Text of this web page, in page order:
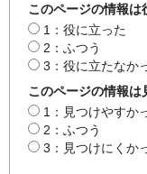
このページの情報は
1：役に立った
2：ふつう
3：役に立たなか
このページの情報は
1：見つけやすか
2：ふつう
3：見つけにくか